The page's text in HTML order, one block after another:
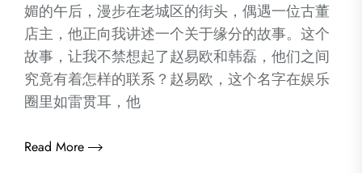
媚的午后，漫步在老城区的街头，偶遇一位古董
店主，他正向我讲述一个关于缘分的故事。这个
故事，让我不禁想起了赵易欧和韩磊，他们之间
究竟有着怎样的联系？赵易欧，这个名字在娱乐
圈里如雷贯耳，他
Read More